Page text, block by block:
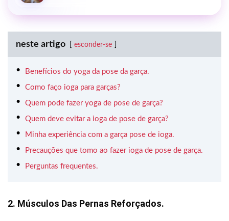
neste artigo esconder-se
Benefícios do yoga da pose da garça.
Como faço ioga para garças?
Quem pode fazer yoga de pose de garça?
Quem deve evitar a ioga de pose de garça?
Minha experiência com a garça pose de ioga.
Precauções que tomo ao fazer ioga de pose de garça.
Perguntas frequentes.
2. Músculos Das Pernas Reforçados.